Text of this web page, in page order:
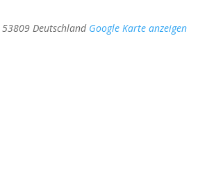
53809 Deutschland Google Karte anzeigen